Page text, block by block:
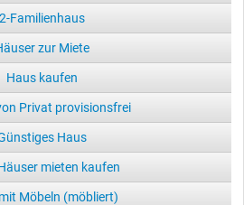
2-Familienhaus
zur Miete
Haus kaufen
Privat provisionsfrei
Haus
mieten kaufen
Möbeln (möbliert)